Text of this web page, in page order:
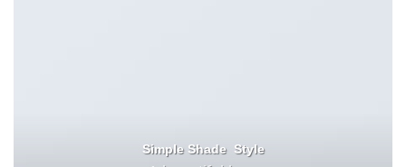
Simple Shade Style